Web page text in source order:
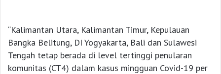
“Kalimantan Utara, Kalimantan Timur, Kepulauan
Bangka Belitung, DI Yogyakarta, Bali dan Sulawesi
Tengah tetap berada di level tertinggi penularan
komunitas (CT4) dalam kasus mingguan Covid-19 per